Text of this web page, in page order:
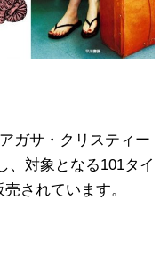
ガサ・クリスティー
、対象となる101タイ
されています。